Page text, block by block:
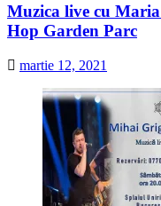
Muzica live cu
Hop Garden Parc
martie 12, 2021